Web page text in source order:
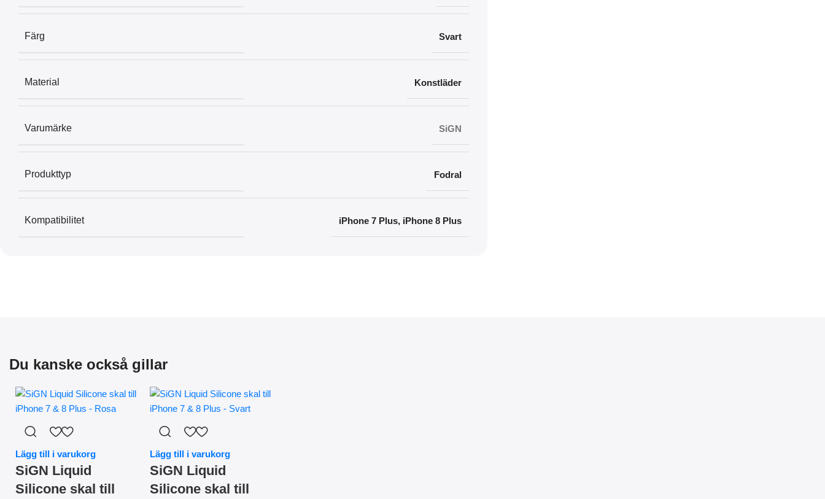
Färg Svart
Material Konstläder
Varumärke SiGN
Produkttyp Fodral
Kompatibilitet iPhone 7 Plus, iPhone 8 Plus
Du kanske också gillar
Lägg till i varukorg
SiGN Liquid
Silicone skal till
Lägg till i varukorg
SiGN Liquid
Silicone skal till